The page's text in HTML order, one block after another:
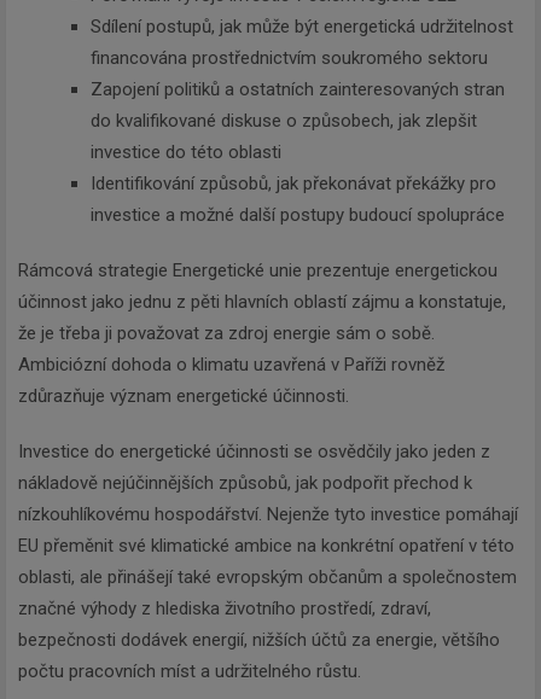
Sdílení postupů, jak může být energetická udržitelnost
financována prostřednictvím soukromého sektoru
Zapojení politiků a ostatních zainteresovaných stran
do kvalifikované diskuse o způsobech, jak zlepšit
investice do této oblasti
Identifikování způsobů, jak překonávat překážky pro
investice a možné další postupy budoucí spolupráce
Rámcová strategie Energetické unie prezentuje energetickou
účinnost jako jednu z pěti hlavních oblastí zájmu a konstatuje,
že je třeba ji považovat za zdroj energie sám o sobě.
Ambiciózní dohoda o klimatu uzavřená v Paříži rovněž
zdůrazňuje význam energetické účinnosti.
Investice do energetické účinnosti se osvědčily jako jeden z
nákladově nejúčinnějších způsobů, jak podpořit přechod k
nízkouhlíkovému hospodářství. Nejenže tyto investice pomáhají
EU přeměnit své klimatické ambice na konkrétní opatření v této
oblasti, ale přinášejí také evropským občanům a společnostem
značné výhody z hlediska životního prostředí, zdraví,
bezpečnosti dodávek energií, nižších účtů za energie, většího
počtu pracovních míst a udržitelného růstu.